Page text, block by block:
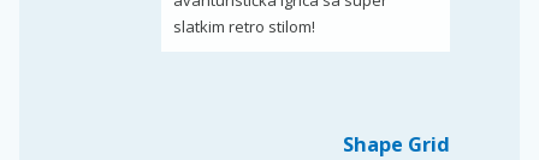
slatkim retro stilom!
Shape Grid